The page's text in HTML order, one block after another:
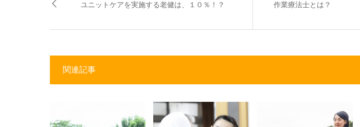
ユニットケアを実施する老健は、１０％！？ 作業療法士とは？
関連記事